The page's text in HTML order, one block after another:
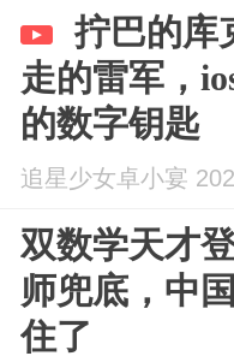
拧巴的库
走的雷军，
的数字钥匙
追星少女卓小宴
双数学天才
师兜底，中
住了